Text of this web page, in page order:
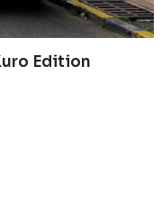
Edition